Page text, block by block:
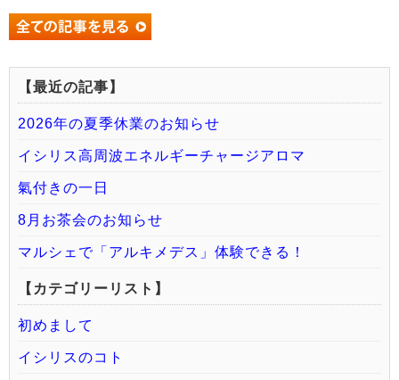
【最近の記事】
2026年の夏季休業のお知らせ
イシリス高周波エネルギーチャージアロマ
氣付きの一日
8月お茶会のお知らせ
マルシェで「アルキメデス」体験できる！
【カテゴリーリスト】
初めまして
イシリスのコト